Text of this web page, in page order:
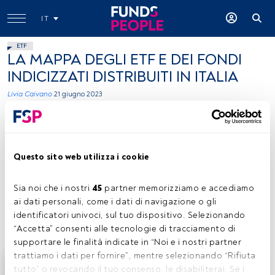
Questo sito web utilizza i cookie
Sia noi che i nostri 45 partner memorizziamo e accediamo
ai dati personali, come i dati di navigazione o gli
identificatori univoci, sul tuo dispositivo. Selezionando
“Accetta” consenti alle tecnologie di tracciamento di
supportare le finalità indicate in “Noi e i nostri partner
trattiamo i dati per fornire”, mentre selezionando “Rifiuta
tutto” o revocando il tuo consenso, le disabiliterai. Se i
IT
ETF
LA MAPPA DEGLI ETF E DEI FONDI
INDICIZZATI DISTRIBUITI IN ITALIA
Livia Caivano 21 giugno 2023
S ETF in Italia, 28 quelli che distribuiscono invece
fondi indicizzati. Secondo i dati
Morningstar
rielaborati da FundsPeople parliamo di un totale di 1084
prodotti nel primo caso e solamente di 264 nel secondo.
Questo è un articolo riservato agli utenti FundsPeople.